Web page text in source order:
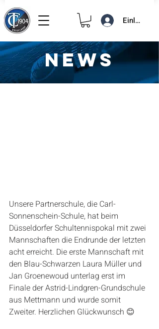
Einloggen
Schultennispokal
6. Juni 20191 Min. Lesezeit
Unsere Partnerschule, die Carl-
Sonnenschein-Schule, hat beim
Düsseldorfer Schultennispokal mit zwei
Mannschaften die Endrunde der letzten
acht erreicht. Die erste Mannschaft mit
den Blau-Schwarzen Laura Müller und
Jan Groenewoud unterlag erst im
Finale der Astrid-Lindgren-Grundschule
aus Mettmann und wurde somit
Zweiter. Herzlichen Glückwunsch 😊
NEWS